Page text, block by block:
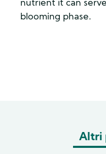
nutrient it can
blooming phase.
Altri